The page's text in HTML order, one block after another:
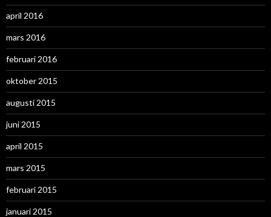
april 2016
mars 2016
februari 2016
oktober 2015
augusti 2015
juni 2015
april 2015
mars 2015
februari 2015
januari 2015